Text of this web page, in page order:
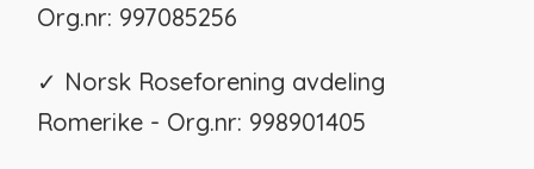
Org.nr: 997085256
✓ Norsk Roseforening avdeling
Romerike - Org.nr: 998901405